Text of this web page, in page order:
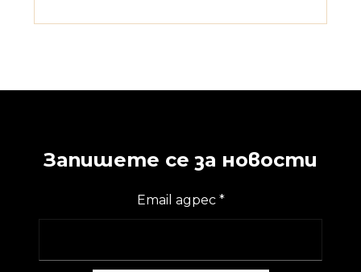
Запишете се за новости
Email адрес *